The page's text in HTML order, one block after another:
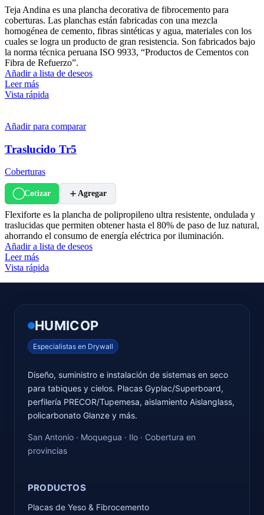
Teja Andina es una plancha decorativa de fibrocemento para
coberturas. Las planchas están fabricadas con una mezcla
homogénea de cemento, fibras sintéticas y agua, materiales con los
cuales se logra un producto de gran resistencia. Son fabricados bajo
la norma técnica peruana ISO 9933, “Productos de Cementos con
Fibra de Refuerzo”.
Añadir a lista de deseos
Leer más
Vista rápida
Añadir para comparar
Traslucido Tr5
Coberturas
Cotizar Agregar
Flexiforte es la plancha de polipropileno ultra resistente, ondulada y
traslucidas que permiten obtener hasta el 80% de paso de luz natural,
ahorrando el consumo de energía eléctrica por iluminación.
Añadir a lista de deseos
Leer más
Vista rápida
HUMICOP
Especialistas en Drywall
Diseño, suministro e instalación de sistemas en seco
para tabiques y cielos. Placas Gyplac/Superboard,
perfilería PRECOR/Tupemesa, aislamiento Aislanglass,
policarbonato Glanze y más.
San Antonio · Moquegua · Ilo · Cobertura en
provincias
PRODUCTOS
Placas de Yeso & Fibrocemento